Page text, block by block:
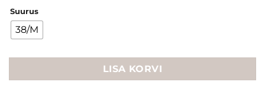
Suurus
38/M
LISA KORVI